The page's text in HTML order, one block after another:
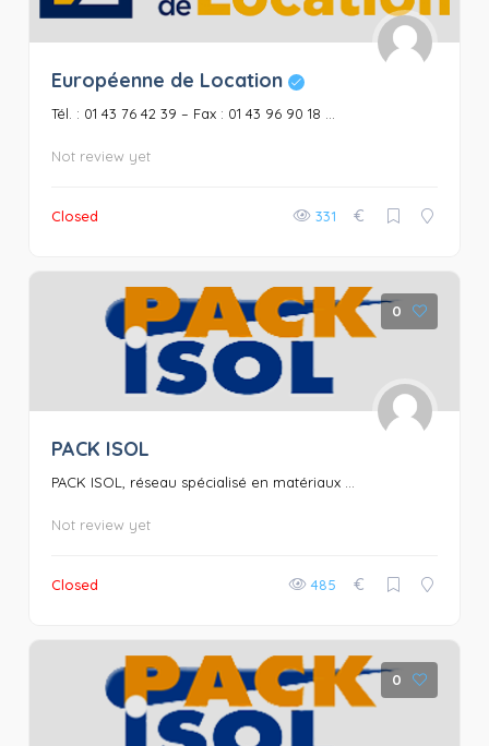
Européenne de Location
Tél. : 01 43 76 42 39 – Fax : 01 43 96 90 18 ...
Not review yet
Closed 331 €
0
PACK ISOL
PACK ISOL, réseau spécialisé en matériaux ...
Not review yet
Closed 485 €
0